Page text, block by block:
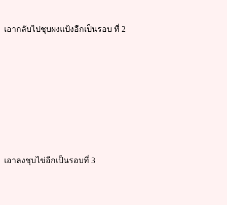
เอากลับไปชุบผงแป้งอีกเป็นรอบ ที่ 2
เอาลงชุบไข่อีกเป็นรอบที่ 3